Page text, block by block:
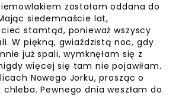
zostałam oddana do
siedemnaście lat,
stamtąd, ponieważ wszyscy
W piękną, gwiaździstą noc, gdy
już spali, wymknęłam się z
więcej się tam nie pojawiłam.
Nowego Jorku, prosząc o
chleba. Pewnego dnia weszłam do